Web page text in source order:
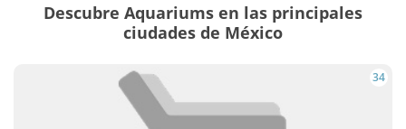
Descubre Aquariums en las principales
ciudades de México
34